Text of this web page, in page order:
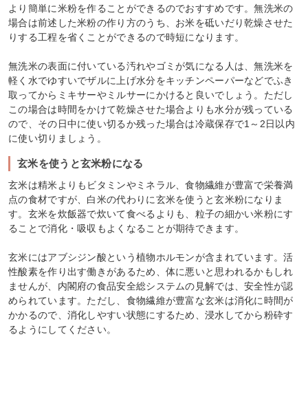
より簡単に米粉を作ることができるのでおすすめです。無洗米の
場合は前述した米粉の作り方のうち、お米を砥いだり乾燥させた
りする工程を省くことができるので時短になります。
無洗米の表面に付いている汚れやゴミが気になる人は、無洗米を
軽く水でゆすいでザルに上げ水分をキッチンペーパーなどでふき
取ってからミキサーやミルサーにかけると良いでしょう。ただし
この場合は時間をかけて乾燥させた場合よりも水分が残っている
ので、その日中に使い切るか残った場合は冷蔵保存で1～2日以内
に使い切りましょう。
玄米を使うと玄米粉になる
玄米は精米よりもビタミンやミネラル、食物繊維が豊富で栄養満
点の食材ですが、白米の代わりに玄米を使うと玄米粉になりま
す。玄米を炊飯器で炊いて食べるよりも、粒子の細かい米粉にす
ることで消化・吸収もよくなることが期待できます。
玄米にはアブシジン酸という植物ホルモンが含まれています。活
性酸素を作り出す働きがあるため、体に悪いと思われるかもしれ
ませんが、内閣府の食品安全総システムの見解では、安全性が認
められています。ただし、食物繊維が豊富な玄米は消化に時間が
かかるので、消化しやすい状態にするため、浸水してから粉砕す
るようにしてください。